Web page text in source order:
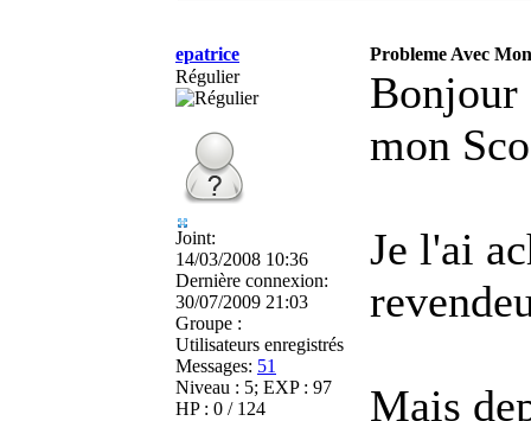
epatrice
Probleme Avec
Régulier
Joint:
14/03/2008 10:36
Dernière connexion:
30/07/2009 21:03
Groupe :
Utilisateurs enregistrés
Messages: 51
Niveau : 5; EXP : 97
HP : 0 / 124
Bonjour
mon
Je l'ai
Mais